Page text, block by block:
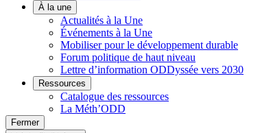
À la une
Actualités à la Une
Événements à la Une
Mobiliser pour le développement durable
Forum politique de haut niveau
Lettre d’information ODDyssée vers 2030
Ressources
Catalogue des ressources
La Méth’ODD
Fermer